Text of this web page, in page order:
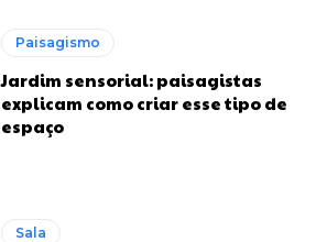
Paisagismo
Jardim sensorial: paisagistas
explicam como criar esse tipo de
espaço
Sala